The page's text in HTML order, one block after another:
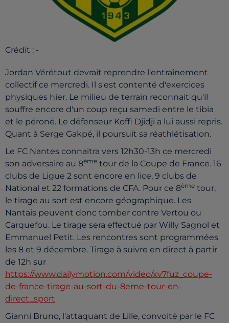
Crédit : -
Jordan Vérétout devrait reprendre l'entraînement
collectif ce mercredi. Il s'est contenté d'exercices
physiques hier. Le milieu de terrain reconnait qu'il
souffre encore d'un coup reçu samedi entre le tibia
et le péroné. Le défenseur Koffi Djidji a lui aussi repris.
Quant à Serge Gakpé, il poursuit sa réathlétisation.
Le FC Nantes connaitra vers 12h30-13h ce mercredi
son adversaire au 8ème tour de la Coupe de France. 16
clubs de Ligue 2 sont encore en lice, 9 clubs de
National et 22 formations de CFA. Pour ce 8ème tour,
le tirage au sort est encore géographique. Les
Nantais peuvent donc tomber contre Vertou ou
Carquefou. Le tirage sera effectué par Willy Sagnol et
Emmanuel Petit. Les rencontres sont programmées
les 8 et 9 décembre. Tirage à suivre en direct à partir
de 12h sur
https://www.dailymotion.com/video/xv7fuz_coupe-
de-france-tirage-au-sort-du-8eme-tour-en-
direct_sport
Gianni Bruno, l'attaquant de Lille, convoité par le FC